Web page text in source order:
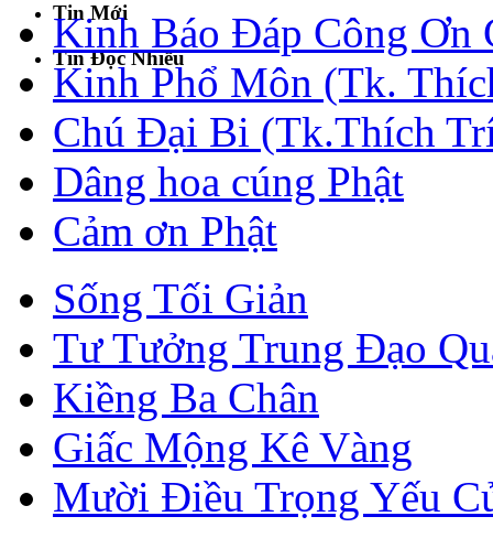
Tin Mới
Tin Đọc Nhiều
Kinh Báo Đáp Công Ơn
Kinh Phổ Môn (Tk.
Chú Đại Bi (Tk.Thích
Dâng hoa cúng Phật
Cảm ơn Phật
Sống Tối Giản
Tư Tưởng Trung Đạo
Kiềng Ba Chân
Giấc Mộng Kê Vàng
Mười Điều Trọng Yếu